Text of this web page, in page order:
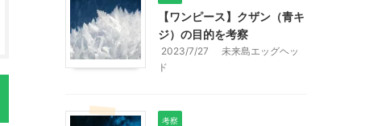
【ワンピース】クザン（青キ
ジ）の目的を考察
2023/7/27
未来島エッグヘッ
ド
考察